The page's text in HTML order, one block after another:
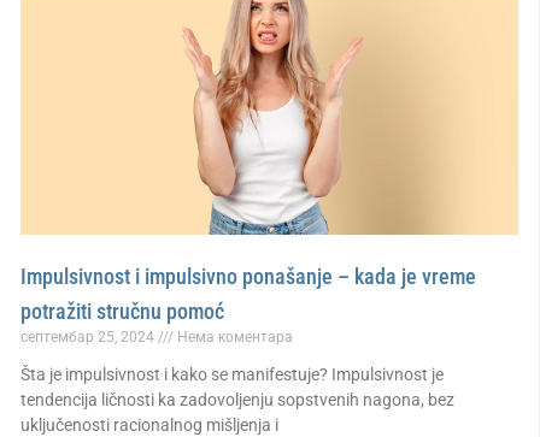
Impulsivnost i impulsivno ponašanje – kada je vreme
potražiti stručnu pomoć
септембар 25, 2024 Нема коментара
Šta je impulsivnost i kako se manifestuje? Impulsivnost je
tendencija ličnosti ka zadovoljenju sopstvenih nagona, bez
uključenosti racionalnog mišljenja i